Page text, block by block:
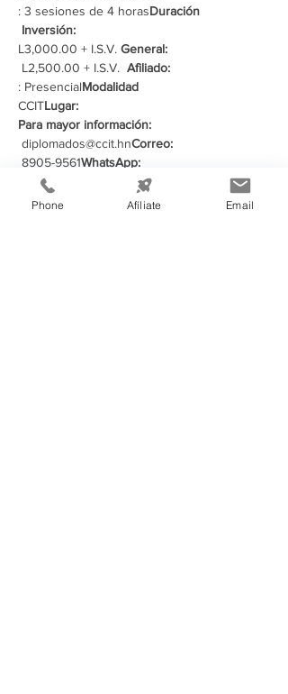
: 3 sesiones de 4 horasDuración
Inversión:
L3,000.00 + I.S.V. General:
L2,500.00 + I.S.V. Afiliado:
: PresencialModalidad
CCITLugar:
Para mayor información:
diplomados@ccit.hnCorreo:
8905-9561WhatsApp:
Compartir este evento
Phone Afíliate Email